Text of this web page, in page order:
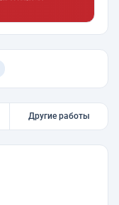
Другие работы